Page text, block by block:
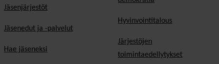
Jäsenjärjestöt
Jäsenedut ja -palvelut
Hae jäseneksi
Hyvinvointitalous
Järjestöjen
toimintaedellytykset